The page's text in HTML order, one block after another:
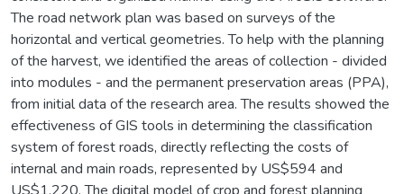
The road network plan was based on surveys of the
horizontal and vertical geometries. To help with the planning
of the harvest, we identified the areas of collection - divided
into modules - and the permanent preservation areas (PPA),
from initial data of the research area. The results showed the
effectiveness of GIS tools in determining the classification
system of forest roads, directly reflecting the costs of
internal and main roads, represented by US$594 and